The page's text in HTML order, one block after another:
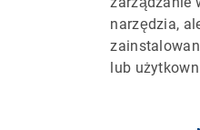
narzędzia,
lub